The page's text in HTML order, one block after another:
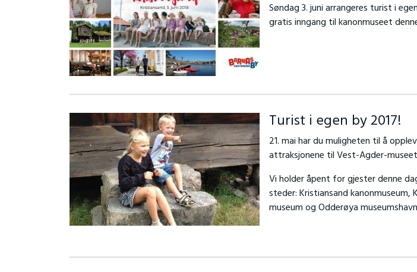
Søndag 3. juni arrangeres turist i
gratis inngang til kanonmuseet
Turist i egen by 2017!
21. mai har du muligheten til å
attraksjonene til Vest-Agder-museet
Vi holder åpent for gjester denne
steder: Kristiansand kanonmuseum,
museum og Odderøya